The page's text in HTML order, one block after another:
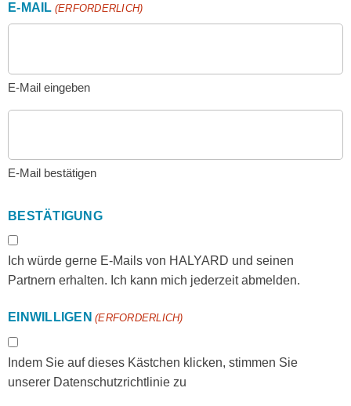
E-MAIL (ERFORDERLICH)
E-Mail eingeben
E-Mail bestätigen
BESTÄTIGUNG
Ich würde gerne E-Mails von HALYARD und seinen
Partnern erhalten. Ich kann mich jederzeit abmelden.
EINWILLIGEN (ERFORDERLICH)
Indem Sie auf dieses Kästchen klicken, stimmen Sie
unserer Datenschutzrichtlinie zu